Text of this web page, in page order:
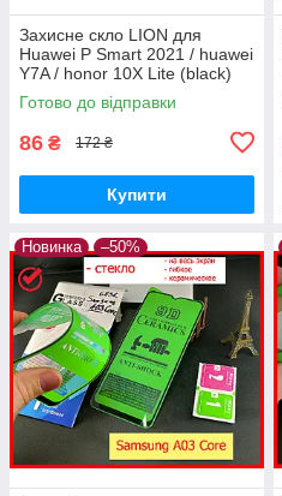
Захисне скло LION для
Huawei P Smart 2021 / huawei
Y7A / honor 10X Lite (black)
повне проклеювання, 9d скло
Готово до відправки
86 ₴ 172 ₴
Купити
Новинка –50%